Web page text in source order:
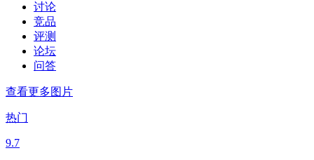
讨论
竞品
评测
论坛
问答
查看更多图片
热门
9.7